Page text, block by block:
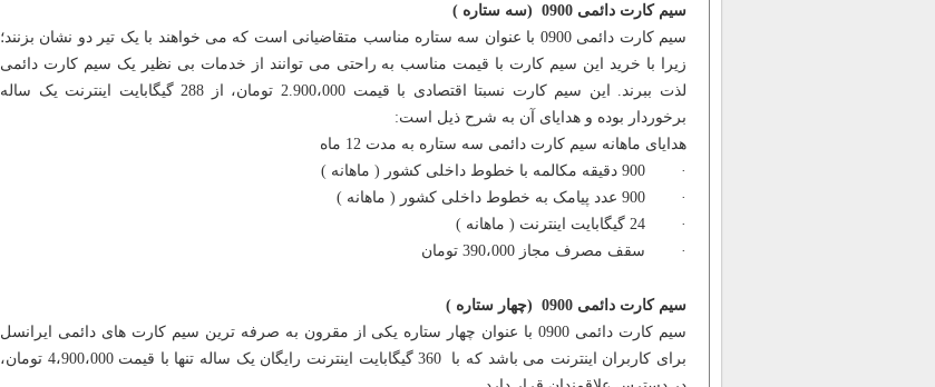
سیم کارت دائمی 0900 (سه ستاره )
سیم کارت دائمی 0900 با عنوان سه ستاره مناسب متقاضیانی است که می خواهند با یک تیر دو نشان بزنند؛
زیرا با خرید این سیم کارت با قیمت مناسب به راحتی می توانند از خدمات بی نظیر یک سیم کارت دائمی
لذت ببرند. این سیم کارت نسبتا اقتصادی با قیمت 2.900،000 تومان، از 288 گیگابایت اینترنت یک ساله
برخوردار بوده و هدایای آن به شرح ذیل است:
هدایای ماهانه سیم کارت دائمی سه ستاره به مدت 12 ماه
· 900 دقیقه مکالمه با خطوط داخلی کشور ( ماهانه )
· 900 عدد پیامک به خطوط داخلی کشور ( ماهانه )
· 24 گیگابایت اینترنت ( ماهانه )
· سقف مصرف مجاز 390،000 تومان
سیم کارت دائمی 0900 (چهار ستاره )
سیم کارت دائمی 0900 با عنوان چهار ستاره یکی از مقرون به صرفه ترین سیم کارت های دائمی ایرانسل
برای کاربران اینترنت می باشد که با 360 گیگابایت اینترنت رایگان یک ساله تنها با قیمت 4،900،000 تومان،